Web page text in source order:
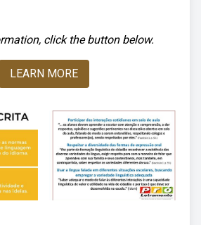
click the button below.
LEARN MORE